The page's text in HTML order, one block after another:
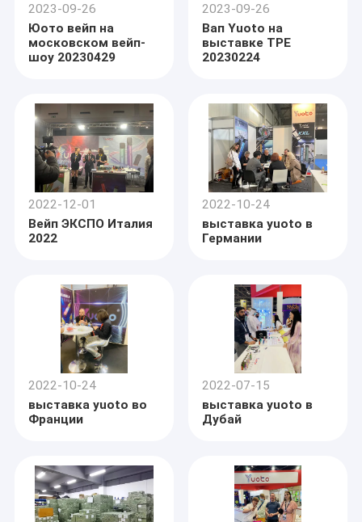
2023-09-26
Юото вейп на
московском вейп-
шоу 20230429
2023-09-26
Вап Yuoto на
выставке TPE
20230224
2022-12-01
Вейп ЭКСПО Италия
2022
2022-10-24
выставка yuoto в
Германии
2022-10-24
выставка yuoto во
Франции
2022-07-15
выставка yuoto в
Дубай